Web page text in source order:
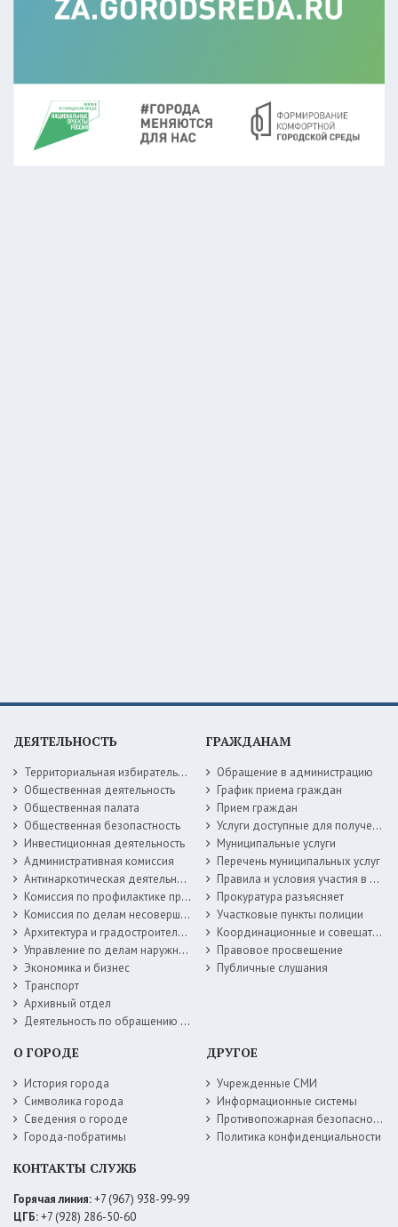
ДЕЯТЕЛЬНОСТЬ
Территориальная избирательная комиссия
Общественная деятельность
Общественная палата
Общественная безопастность
Инвестиционная деятельность
Административная комиссия
Антинаркотическая деятельность
Комиссия по профилактике правонарушений
Комиссия по делам несовершеннолетних
Архитектура и градостроительство
Управление по делам наружной рекламы
Экономика и бизнес
Транспорт
Архивный отдел
Деятельность по обращению с животными без владельцев
ГРАЖДАНАМ
Обращение в администрацию
График приема граждан
Прием граждан
Услуги доступные для получения в электронной форме
Муниципальные услуги
Перечень муниципальных услуг
Правила и условия участия в жилищных программах
Прокуратура разъясняет
Участковые пункты полиции
Координационные и совещательные органы
Правовое просвещение
Публичные слушания
О ГОРОДЕ
История города
Символика города
Сведения о городе
Города-побратимы
ДРУГОЕ
Учрежденные СМИ
Информационные системы
Противопожарная безопасность
Политика конфиденциальности
КОНТАКТЫ СЛУЖБ
Горячая линия:+7 (967) 938-99-99
ЦГБ:+7 (928) 286-50-60